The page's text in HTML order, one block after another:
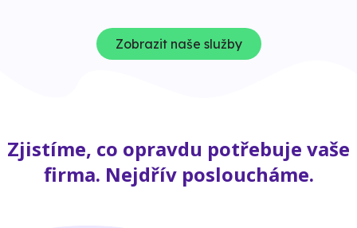
Zobrazit naše služby
Zjistíme, co opravdu potřebuje vaše
firma. Nejdřív posloucháme.